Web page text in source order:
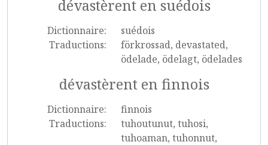
dévastèrent en suédois
Dictionnaire:
suédois
Traductions:
förkrossad, devastated,
ödelade, ödelagt, ödelades
dévastèrent en finnois
Dictionnaire:
finnois
Traductions:
tuhoutunut, tuhosi,
tuhoaman, tuhonnut,